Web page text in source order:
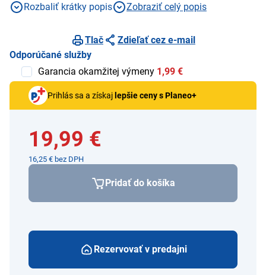
povlak lepšie, ako pri bežnom manuálnom čistení.
Rozbaliť krátky popis Zobraziť celý popis
Tlač
Zdieľať cez e-mail
Odporúčané služby
Garancia okamžitej výmeny 1,99 €
Prihlás sa a získaj lepšie ceny s Planeo+
19,99 €
16,25 € bez DPH
Pridať do košíka
Rezervovať v predajni